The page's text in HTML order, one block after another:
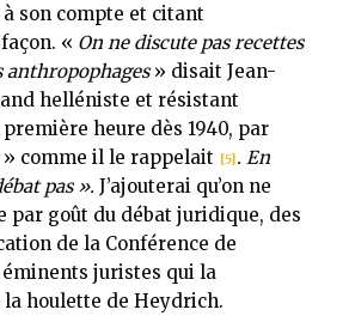
son compte et citant
« On ne discute pas recettes
anthropophages» disait Jean-
helléniste et résistant
heure dès 1940, par
» comme il le rappelait [5]. En
pas ». J’ajouterai qu’on ne
par goût du débat juridique, des
de la Conférence de
éminents juristes qui la
la houlette de Heydrich.